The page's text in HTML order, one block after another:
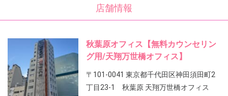
店舗情報
秋葉原オフィス【無料カウンセリン
グ用/天翔万世橋オフィス】
〒101-0041 東京都千代田区神田須田町2
丁目23-1 秋葉原 天翔万世橋オフィス